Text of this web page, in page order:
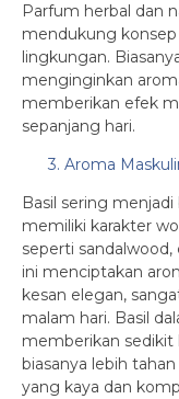
Parfum herbal dan
mendukung
lingkungan.
menginginkan
memberikan efek
sepanjang hari.
3. Aroma
Basil sering
memiliki karakter
seperti
ini menciptakan
kesan elegan,
malam hari. Basil
memberikan sedikit
biasanya lebih
yang kaya dan